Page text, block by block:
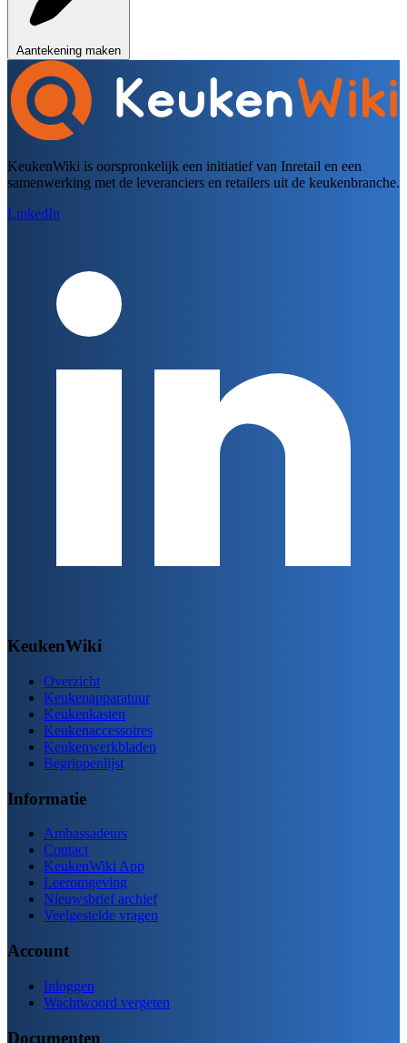
Aantekening maken
KeukenWiki is oorspronkelijk een initiatief van Inretail en een
samenwerking met de leveranciers en retailers uit de keukenbranche.
LinkedIn
KeukenWiki
Overzicht
Keukenapparatuur
Keukenkasten
Keukenaccessoires
Keukenwerkbladen
Begrippenlijst
Informatie
Ambassadeurs
Contact
KeukenWiki App
Leeromgeving
Nieuwsbrief archief
Veelgestelde vragen
Account
Inloggen
Wachtwoord vergeten
Documenten